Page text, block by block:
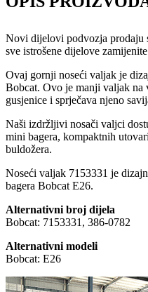
Novi dijelovi podvozja prodaju
sve istrošene dijelove
Ovaj gornji noseći valjak je
Bobcat. Ovo je manji valjak na
gusjenice i sprječava njeno
Naši izdržljivi nosači valjci
mini bagera, kompaktnih
buldožera.
Noseći valjak 7153331 je
bagera Bobcat E26.
Alternativni broj dijela
Bobcat: 7153331, 386-0782
Alternativni modeli
Bobcat: E26